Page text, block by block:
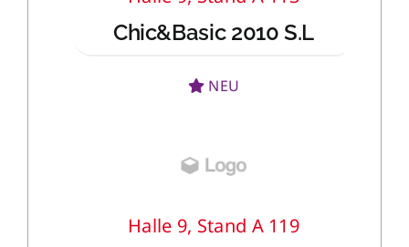
Chic&Basic 2010 S.L
NEU
Halle 9, Stand A 119